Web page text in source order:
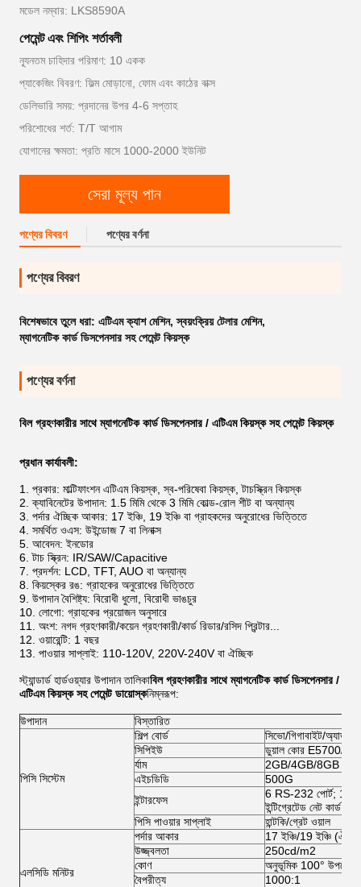
মডেল নম্বার: LKS8590A
পেমেন্ট এবং শিপিং শর্তাবলী
ন্যূনতম চাহিদার পরিমাণ: 10 একক
প্যাকেজিং বিবরণ: ফিল্ম মোড়ানো, ফোম এবং কাঠের বাক্স
ডেলিভারি সময়: প্রদানের উপর 4-6 সপ্তাহ
পরিশোধের শর্ত: T/T আগাম
যোগানের ক্ষমতা: প্রতি মাসে 1000-2000 ইউনিট
সেরা মূল্য পান
পণ্যের বিবরণ পণ্যের বর্ণনা
পণ্যের বিবরণ
বিশেষভাবে তুলে ধরা: এটিএম ক্যাশ মেশিন,স্বয়ংক্রিয় টেলার মেশিন,
ম্যাগনেটিক কার্ড ডিসপেনসার সহ পেমেন্ট কিয়স্ক
পণ্যের বর্ণনা
বিল গ্রহণকারীর সাথে ম্যাগনেটিক কার্ড ডিসপেনসার / এটিএম কিয়স্ক সহ পেমেন্ট কিয়স্ক
প্রধান কার্যাবলী:
প্রকার: মাল্টিফাংশন এটিএম কিয়স্ক, স্ব-পরিষেবা কিয়স্ক, টাচস্ক্রিন কিয়স্ক
ক্যাবিনেটের উপাদান: 1.5 মিমি থেকে 3 মিমি কোল্ড-রোল শীট বা অন্যান্য
পর্দার ঐচ্ছিক আকার: 17 ইঞ্চি, 19 ইঞ্চি বা গ্রাহকদের অনুরোধের ভিত্তিতে
সমর্থিত ওএস: উইন্ডোজ 7 বা লিনাক্স
আবেদন: ইনডোর
টাচ স্ক্রিন: IR/SAW/Capacitive
প্রদর্শন: LCD, TFT, AUO বা অন্যান্য
কিয়স্কের রঙ: গ্রাহকের অনুরোধের ভিত্তিতে
উপাদান বৈশিষ্ট্য: বিরোধী ধুলো, বিরোধী ভাঙচুর
লোগো: গ্রাহকের প্রয়োজন অনুসারে
অংশ: নগদ গ্রহণকারী/কয়েন গ্রহণকারী/কার্ড রিডার/রসিদ প্রিন্টার...
ওয়ারেন্টি: 1 বছর
পাওয়ার সাপ্লাই: 110-120V, 220V-240V বা ঐচ্ছিক
স্ট্যান্ডার্ড হার্ডওয়্যার উপাদান তালিকাবিল গ্রহণকারীর সাথে ম্যাগনেটিক কার্ড ডিসপেনসার /
এটিএম কিয়স্ক সহ পেমেন্ট ডায়োস্কনিম্নরূপ:
উপাদান বিস্তারিত
পিসি সিস্টেম
শিল্প বোর্ড
সিভো/গিগাবাইট/
সিপিইউ
ডুয়াল কোর E5700/
র্যাম
2GB/4GB/8GB
এইচডিডি
500G
ইন্টারফেস
6 RS-232 পোর্ট; 1
ইন্টিগ্রেটেড নেট কার্ড,
পিসি পাওয়ার সাপ্লাই
হান্টকি/গ্রেট ওয়াল
এলসিডি মনিটর
পর্দার আকার
17 ইঞ্চি/19 ইঞ্চি
উজ্জ্বলতা
250cd/m2
কোণ
অনুভূমিক 100° উপরে;
বৈপরীত্য
1000:1